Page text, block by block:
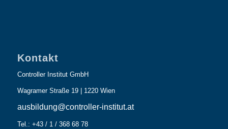
Kontakt
Controller Institut GmbH
Wagramer Straße 19 | 1220 Wien
ausbildung@controller-institut.at
Tel.: +43 / 1 / 368 68 78